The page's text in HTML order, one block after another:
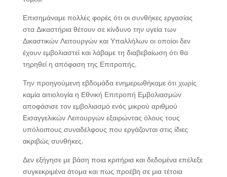
Επισημάναμε πολλές φορές ότι οι συνθήκες εργασίας
στα Δικαστήρια θέτουν σε κίνδυνο την υγεία των
Δικαστικών Λειτουργών και Υπαλλήλων οι οποίοι δεν
έχουν εμβολιαστεί και λάβαμε τη διαβεβαίωση ότι θα
τηρηθεί η απόφαση της Επιτροπής.
Την προηγούμενη εβδομάδα ενημερωθήκαμε ότι χωρίς
καμία αιτιολογία η Εθνική Επιτροπή Εμβολιασμών
αποφάσισε τον εμβολιασμό ενός μικρού αριθμού
Εισαγγελικών Λειτουργών εξαιρώντας όλους τους
υπόλοιπους συναδέλφους που εργάζονται στις ίδιες
ακριβώς συνθήκες.
Δεν εξήγησε με βάση ποια κριτήρια και δεδομένα επέλεξε
συγκεκριμένα άτομα και πως προέβη σε μια τέτοια